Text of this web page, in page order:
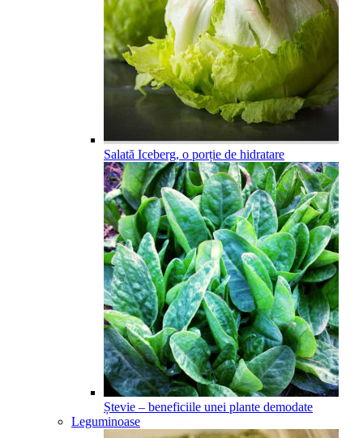
Salată Iceberg, o porție de hidratare
Ștevie – beneficiile unei plante demodate
Leguminoase